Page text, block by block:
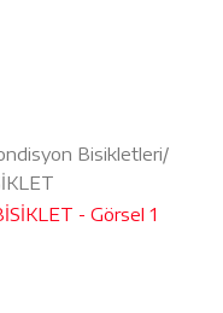
Bisikletleri